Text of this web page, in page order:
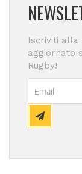
Iscriviti
aggiornato
Rugby!